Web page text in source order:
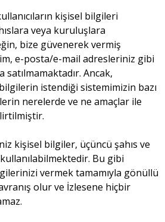
- Analiz
Söyleşi
Yazı Dizisi
Yazarlar
kişisel bilgileri
veya kuruluşlara
bize güvenerek vermiş
e-posta/e-mail adresleriniz gibi
Ancak,
istendiği sistemimizin bazı
nerelerde ve ne amaçlar ile
kişisel bilgiler, üçüncü şahıs ve
Bu gibi
vermek tamamıyla gönüllü
olur ve İzlesene hiçbir